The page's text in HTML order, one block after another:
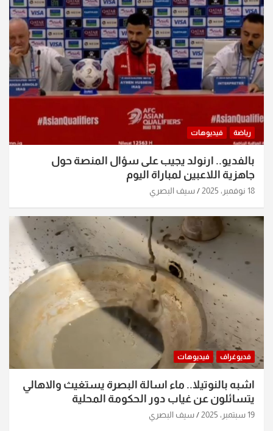
رياضة فيديوهات
بالفديو.. ارنولد يجيب على سؤال المنصة حول
جاهزية اللاعبين لمباراة اليوم
18 نوفمبر، 2025 سيف البصري
فديوغراف فيديوهات
اشبه بالنوتيلا.. ماء اسالة البصرة يستغيث والاهالي
يتسائلون عن غياب دور الحكومة المحلية
19 سبتمبر، 2025 سيف البصري